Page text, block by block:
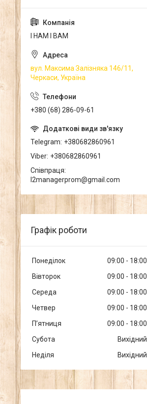
І НАМ І ВАМ
вул. Максима Залізняка 146/11,
Черкаси, Україна
+380 (68) 286-09-61
Telegram +380682860961
Viber +380682860961
Співпраця
l2managerprom@gmail.com
Графік роботи
Понеділок 09:00
18:00
Вівторок
09:00
18:00
Середа
09:00
18:00
Четвер
09:00
18:00
Пʼятниця
09:00
18:00
Субота
Вихідний
Неділя
Вихідний